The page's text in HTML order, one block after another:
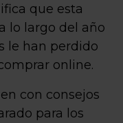
que esta
lo largo del año
le han perdido
online.
con consejos
para los